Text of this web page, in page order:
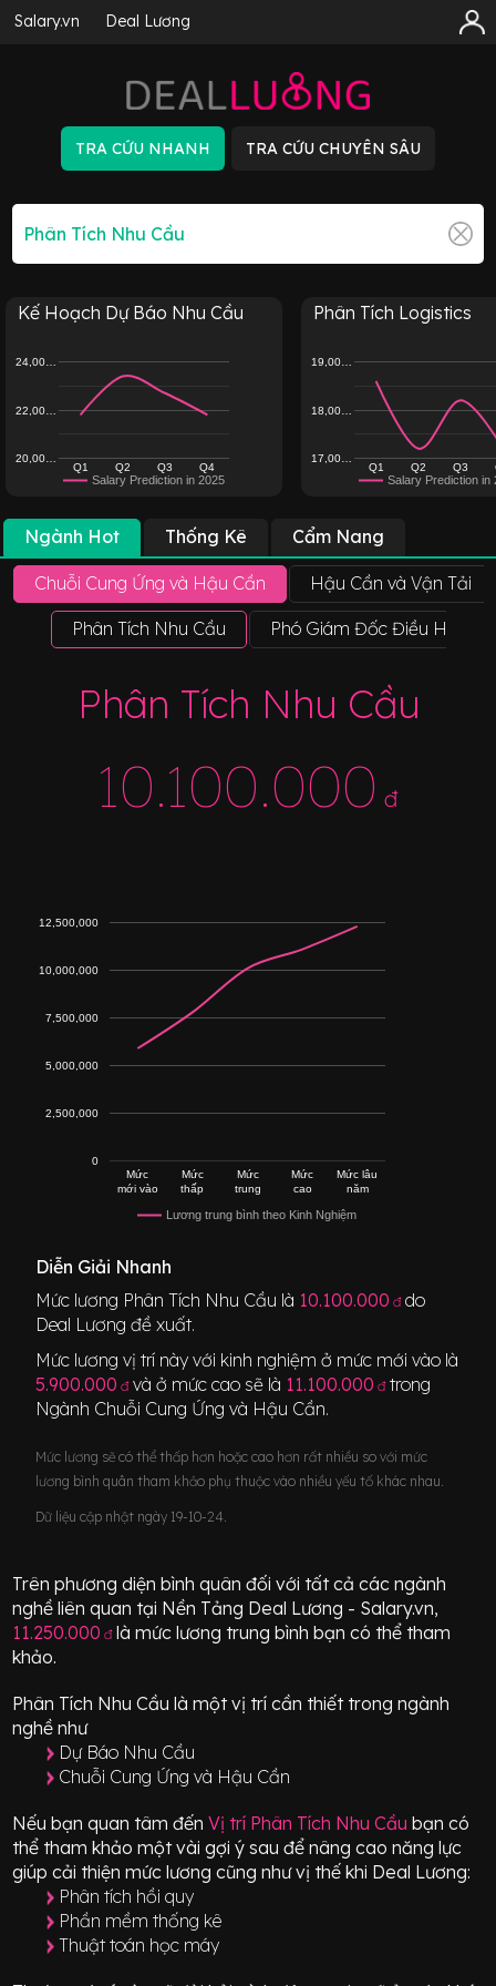
Salary.vn Deal Lương
Kế Hoạch Dự Báo Nhu Cầu
Salary Prediction in 2025
Q1 Q2 Q3 Q4
20,00…
22,00…
24,00…
Phân Tích Logistics
Salary Prediction in
Q1 Q2 Q3
17,00…
18,00…
19,00…
Ngành Hot Thống Kê Cẩm Nang
Chuỗi Cung Ứng và Hậu Cần Hậu Cần và Vận Tải
Phân Tích Nhu Cầu Phó Giám Đốc Điều Hành
Phân Tích Nhu Cầu
10.100.000 đ
Lương trung bình theo Kinh Nghiệm
Mức
mới vào
Mức
thấp
Mức
trung
Mức
cao
Mức lâu
năm
0
2,500,000
5,000,000
7,500,000
10,000,000
12,500,000
Diễn Giải Nhanh
Mức lương Phân Tích Nhu Cầu là 10.100.000 đdo
Deal Lương đề xuất.
Mức lương vị trí này với kinh nghiệm ở mức mới vào là
5.900.000 đ và ở mức cao sẽ là 11.100.000 đ trong
Ngành Chuỗi Cung Ứng và Hậu Cần.
Mức lương sẽ có thể thấp hơn hoặc cao hơn rất nhiều so với mức
lương bình quân tham khảo phụ thuộc vào nhiều yếu tố khác nhau.
Dữ liệu cập nhật ngày 19-10-24.
Trên phương diện bình quân đối với tất cả các ngành
nghề liên quan tại Nền Tảng Deal Lương - Salary.vn,
11.250.000 đlà mức lương trung bình bạn có thể tham
khảo.
Phân Tích Nhu Cầu là một vị trícần thiết trong ngành
nghề như
Dự Báo Nhu Cầu
Chuỗi Cung Ứng và Hậu Cần
Nếu bạn quan tâm đến Vị trí Phân Tích Nhu Cầu bạn có
thể tham khảo một vài gợi ý sau để nâng cao năng lực
giúp cải thiện mức lương cũng như vị thế khi Deal Lương:
Phân tích hồi quy
Phần mềm thống kê
Thuật toán học máy